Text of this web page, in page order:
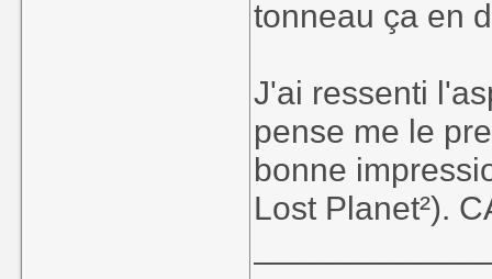
tonneau ça en
J'ai ressenti
pense me le
bonne
Lost Planet²).